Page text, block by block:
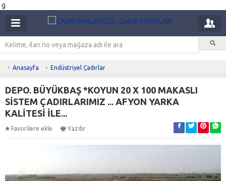
g
Anasayfa Endüstriyel Çadırlar
DEPO. BÜYÜKBAŞ *KOYUN 20 X 100 MAKASLI
SİSTEM ÇADIRLARIMIZ ... AFYON YARKA
KALİTESİ İLE...
Favorilere ekle Yazdır